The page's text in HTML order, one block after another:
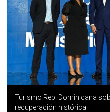
Turismo Rep. Dominicana
recuperación histórica